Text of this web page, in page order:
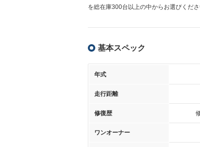
を総在庫300台以上の中からお選びくだ
基本スペック
年式
走行距離
修復歴
ワンオーナー